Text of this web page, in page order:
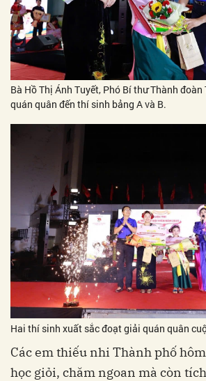
Bà Hồ Thị Ánh Tuyết, Phó Bí thư Thành đoàn
quán quân đến thí sinh bảng A và B.
Hai thí sinh xuất sắc đoạt giải quán quân
Các em thiếu nhi Thành phố
học giỏi, chăm ngoan mà còn